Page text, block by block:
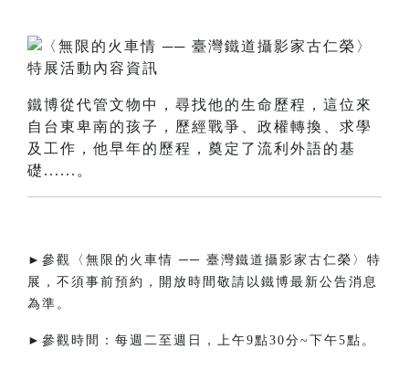
鐵博從代管文物中，尋找他的生命歷程，這位來
自台東卑南的孩子，歷經戰爭、政權轉換、求學
及工作，他早年的歷程，奠定了流利外語的基
礎......。
►參觀〈無限的火車情 ── 臺灣鐵道攝影家古仁榮〉特
展，不須事前預約，開放時間敬請以鐵博最新公告消息
為準。
►參觀時間：每週二至週日，上午9點30分~下午5點。​